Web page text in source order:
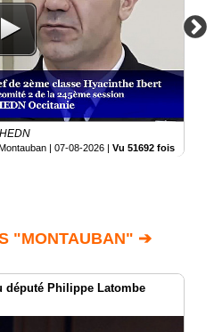
| 07-08-2026 | Vu 51692 fois
"MONTAUBAN" ➔
député Philippe Latombe